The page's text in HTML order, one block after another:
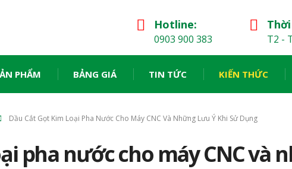
T2 -
Hotline:
0903 900 383
PHẨM BẢNG GIÁ TIN TỨC KIẾN THỨC
Dầu Cắt Gọt Kim Loại Pha Nước Cho Máy CNC Và Những Lưu Ý Khi Sử Dụng
pha nước cho máy CNC và